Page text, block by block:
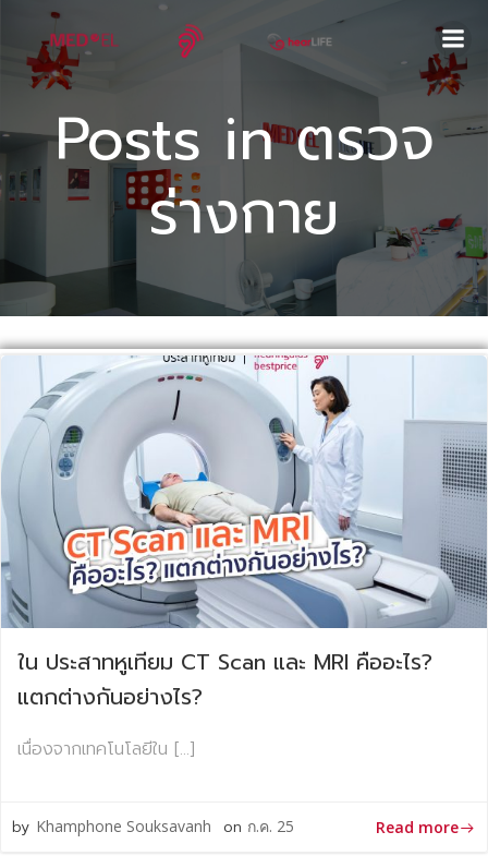
content
Posts in ตรวจ
ร่างกาย
ใน ประสาทหูเทียม CT Scan และ MRI คืออะไร?
แตกต่างกันอย่างไร?
เนื่องจากเทคโนโลยีใน […]
by Khamphone Souksavanh on ก.ค. 25 Read more